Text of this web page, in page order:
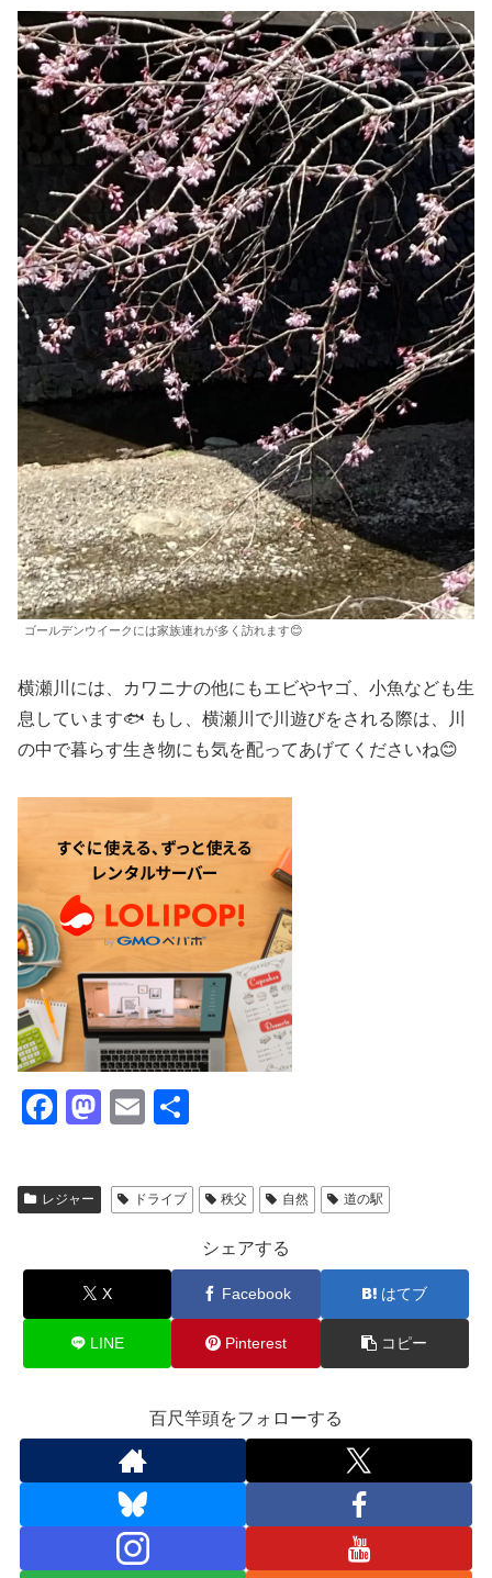
ゴールデンウイークには家族連れが多く訪れます😊
横瀬川には、カワニナの他にもエビやヤゴ、小魚なども生
息しています🐟 もし、横瀬川で川遊びをされる際は、川
の中で暮らす生き物にも気を配ってあげてくださいね😊
F
c
e
o
o
k
M
st
o
o
n
E
ail
レジャー ドライブ 秩父 自然 道の駅
シェアする
X Facebook はてブ
LINE Pinterest コピー
百尺竿頭をフォローする